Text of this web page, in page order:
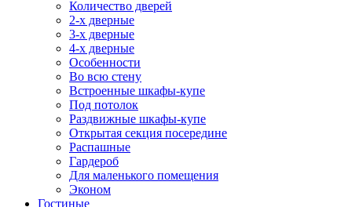
Количество дверей
2-х дверные
3-х дверные
4-х дверные
Особенности
Во всю стену
Встроенные шкафы-купе
Под потолок
Раздвижные шкафы-купе
Открытая секция посередине
Распашные
Гардероб
Для маленького помещения
Эконом
Гостиные